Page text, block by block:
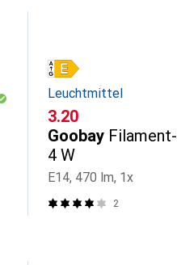
Leuchtmittel
CHF
3.20
Goobay
4 W
E14, 470 lm, 1x
2